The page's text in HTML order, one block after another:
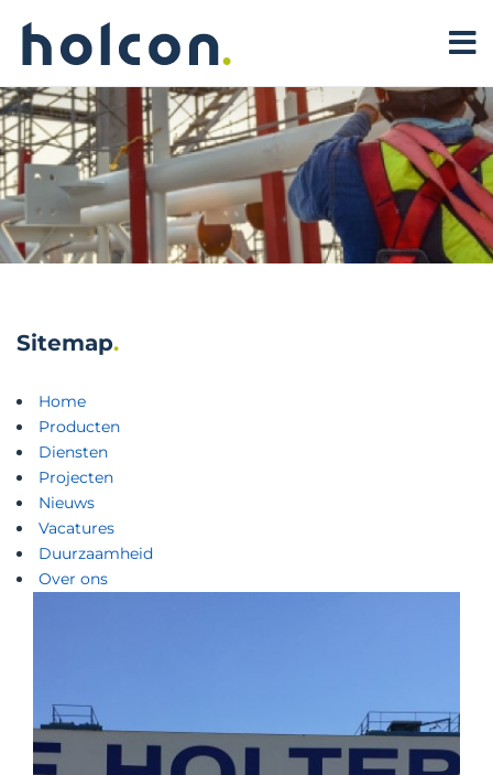
Sitemap
Home
Producten
Diensten
Projecten
Nieuws
Vacatures
Duurzaamheid
Over ons